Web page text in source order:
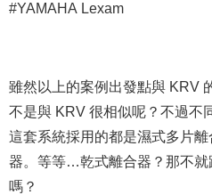
#YAMAHA Lexam
雖然以上的案例出發點與 KRV
不是與 KRV 很相似呢？不過不
這套系統採用的都是濕式多片
器。等等…乾式離合器？那不就
嗎？